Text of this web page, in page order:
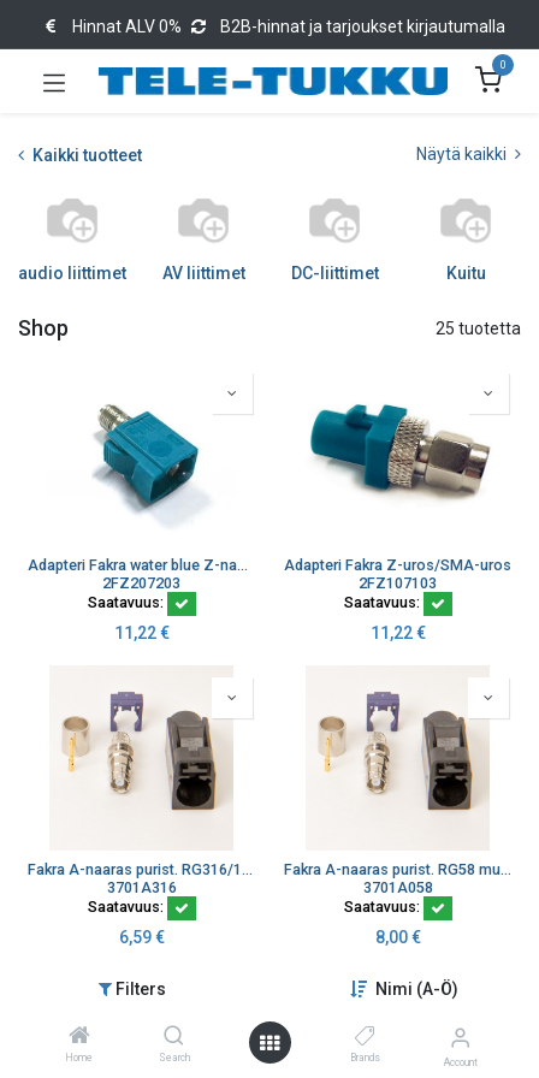
Filters Nimi (A-Ö)
Home Search Brands Account
Hinnat ALV 0% B2B-hinnat ja tarjoukset kirjautumalla
0
Kaikki tuotteet Näytä kaikki
audio liittimet AV liittimet DC-liittimet Kuitu
Shop 25 tuotetta
Adapteri Fakra water blue Z-naaras/SMA-naaras
2FZ207203
Saatavuus:
11,22€
Adapteri Fakra Z-uros/SMA-uros
2FZ107103
Saatavuus:
11,22€
Fakra A-naaras purist. RG316/174 musta DAB/radio
3701A316
Saatavuus:
6,59€
Fakra A-naaras purist. RG58 musta
3701A058
Saatavuus:
8,00€